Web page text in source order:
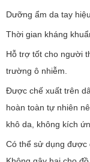
Dưỡng ẩm da tay
Thời gian kháng
Hỗ trợ tốt cho người
trường ô nhiễm.
Được chế xuất trên
hoàn toàn tự nhiên
khô da, không kích
Có thể sử dụng được